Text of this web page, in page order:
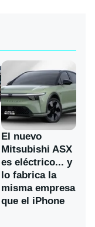
El nuevo
Mitsubishi ASX
es eléctrico... y
lo fabrica la
misma empresa
que el iPhone